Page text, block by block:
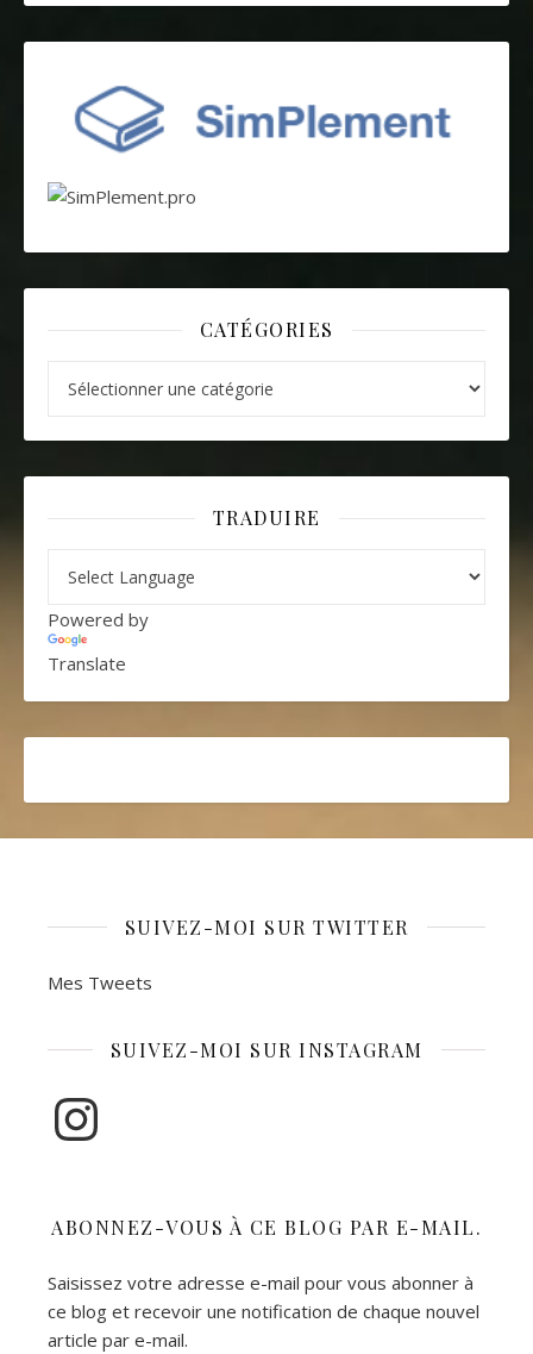
CATÉGORIES
TRADUIRE
Powered by
Translate
SUIVEZ-MOI SUR TWITTER
Mes Tweets
SUIVEZ-MOI SUR INSTAGRAM
Instagram
ABONNEZ-VOUS À CE BLOG PAR E-MAIL.
Saisissez votre adresse e-mail pour vous abonner à
ce blog et recevoir une notification de chaque nouvel
article par e-mail.